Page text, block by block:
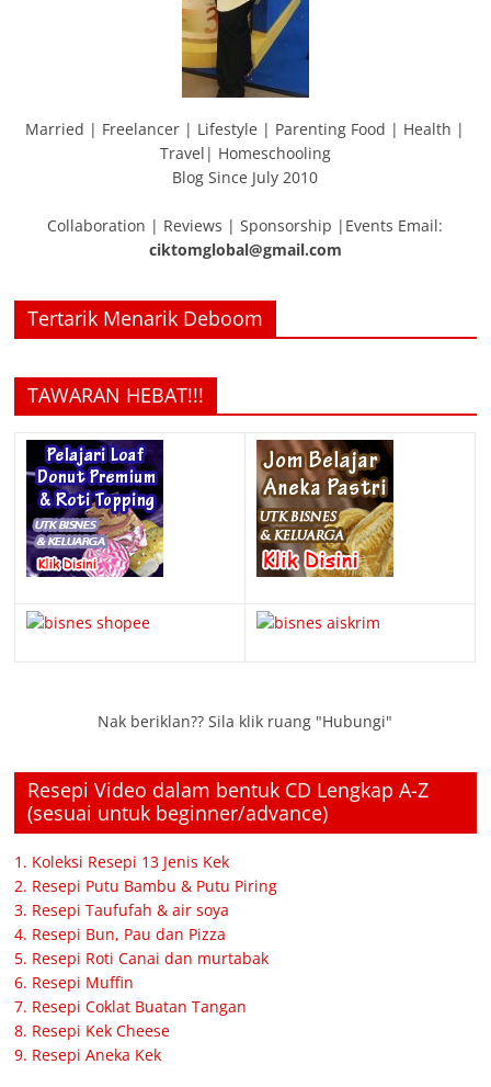
Married | Freelancer | Lifestyle | Parenting Food | Health |
Travel| Homeschooling
Blog Since July 2010
Collaboration | Reviews | Sponsorship |Events Email:
ciktomglobal@gmail.com
Tertarik Menarik Deboom
TAWARAN HEBAT!!!
Nak beriklan?? Sila klik ruang "Hubungi"
Resepi Video dalam bentuk CD Lengkap A-Z
(sesuai untuk beginner/advance)
1. Koleksi Resepi 13 Jenis Kek
2. Resepi Putu Bambu & Putu Piring
3. Resepi Taufufah & air soya
4. Resepi Bun, Pau dan Pizza
5. Resepi Roti Canai dan murtabak
6. Resepi Muffin
7. Resepi Coklat Buatan Tangan
8. Resepi Kek Cheese
9. Resepi Aneka Kek